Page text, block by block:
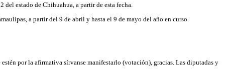
estado de Chihuahua, a partir de esta fecha.
a partir del 9 de abril y hasta el 9 de mayo del año en curso.
por la afirmativa sírvanse manifestarlo (votación), gracias. Las diputadas y